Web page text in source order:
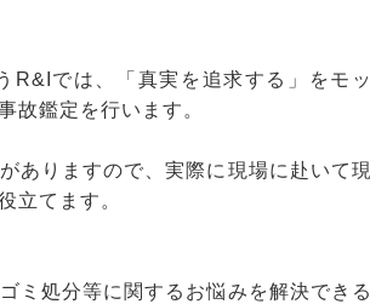
R&Iでは、「真実を追求する」をモッ
故鑑定を行います。
ありますので、実際に現場に赴いて現
立てます。
ミ処分等に関するお悩みを解決できる